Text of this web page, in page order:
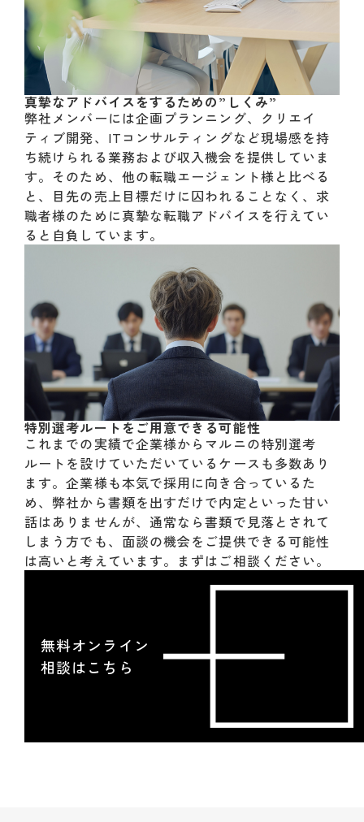
真摯なアドバイスをするための”しくみ”
弊社メンバーには企画プランニング、クリエイ
ティブ開発、ITコンサルティングなど現場感を持
ち続けられる業務および収入機会を提供していま
す。そのため、他の転職エージェント様と比べる
と、目先の売上目標だけに囚われることなく、求
職者様のために真摯な転職アドバイスを行えてい
ると自負しています。
特別選考ルートをご用意できる可能性
これまでの実績で企業様からマルニの特別選考
ルートを設けていただいているケースも多数あり
ます。企業様も本気で採用に向き合っているた
め、弊社から書類を出すだけで内定といった甘い
話はありませんが、通常なら書類で見落とされて
しまう方でも、面談の機会をご提供できる可能性
は高いと考えています。まずはご相談ください。
無料オンライン
相談はこちら